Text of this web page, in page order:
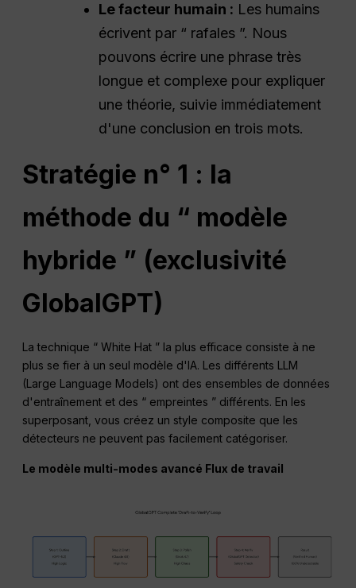
Le facteur humain : Les humains
écrivent par “ rafales ”. Nous
pouvons écrire une phrase très
longue et complexe pour expliquer
une théorie, suivie immédiatement
d'une conclusion en trois mots.
Stratégie n° 1 : la
méthode du “ modèle
hybride ” (exclusivité
GlobalGPT)
La technique “ White Hat ” la plus efficace consiste à ne
plus se fier à un seul modèle d'IA. Les différents LLM
(Large Language Models) ont des ensembles de données
d'entraînement et des “ empreintes ” différents. En les
superposant, vous créez un style composite que les
détecteurs ne peuvent pas facilement catégoriser.
Le modèle multi-modes avancé Flux de travail